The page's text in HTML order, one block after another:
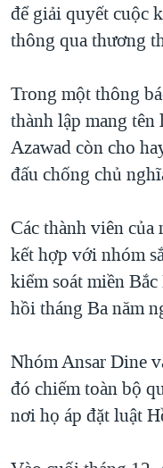
để giải quyết cuộc
thông qua thương
Trong một thông
thành lập mang
Azawad còn cho
đấu chống chủ
Các thành viên
kết hợp với nhóm
kiểm soát miền
hồi tháng Ba năm
Nhóm Ansar Dine
đó chiếm toàn bộ
nơi họ áp đặt luật